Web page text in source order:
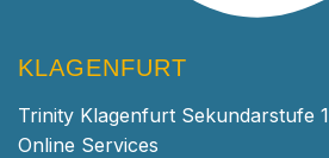
KLAGENFURT
Trinity Klagenfurt Sekundarstufe 1
Online Services